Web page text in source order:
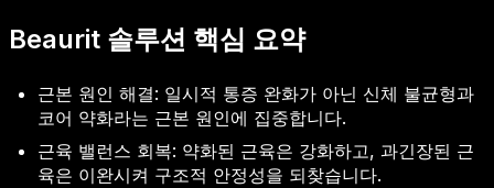
Beaurit 솔루션 핵심 요약
근본 원인 해결: 일시적 통증 완화가 아닌 신체 불균형과
코어 약화라는 근본 원인에 집중합니다.
근육 밸런스 회복: 약화된 근육은 강화하고, 과긴장된 근
육은 이완시켜 구조적 안정성을 되찾습니다.